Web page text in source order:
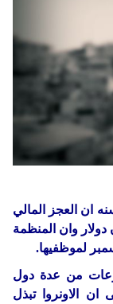
ان العجز المالي
دولار وان المنظمة
لموظفيها.
من عدة دول
الاونروا تبذل